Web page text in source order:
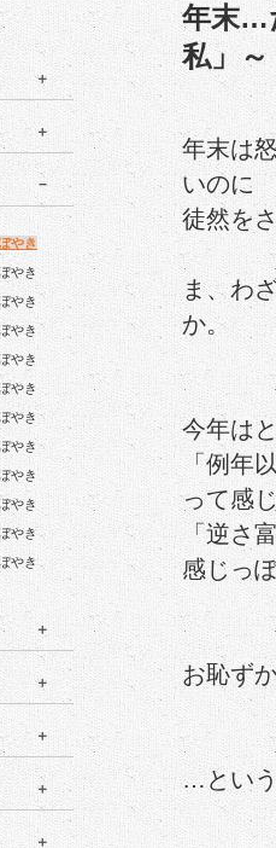
やき
やき
やき
やき
やき
やき
やき
やき
やき
やき
やき
やき
年末…
私」～
年末は
いのに
徒然を
ま、わ
か。
今年は
「例年
って感
「逆さ
感じっ
お恥ず
…とい